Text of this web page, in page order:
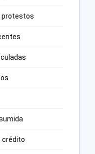
protestos
crédito